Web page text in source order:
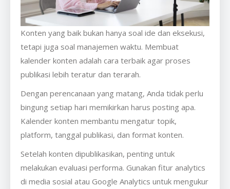
Konten yang baik bukan hanya soal ide dan eksekusi,
tetapi juga soal manajemen waktu. Membuat
kalender konten adalah cara terbaik agar proses
publikasi lebih teratur dan terarah.
Dengan perencanaan yang matang, Anda tidak perlu
bingung setiap hari memikirkan harus posting apa.
Kalender konten membantu mengatur topik,
platform, tanggal publikasi, dan format konten.
Setelah konten dipublikasikan, penting untuk
melakukan evaluasi performa. Gunakan fitur analytics
di media sosial atau Google Analytics untuk mengukur